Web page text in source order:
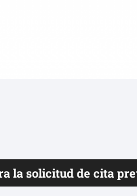
la solicitud de cita